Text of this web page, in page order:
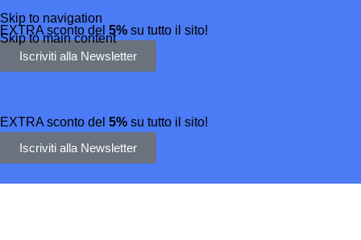
Skip to navigation
Skip to main content
EXTRA sconto del 5% su tutto il sito!
Iscriviti alla Newsletter
EXTRA sconto del 5% su tutto il sito!
Iscriviti alla Newsletter